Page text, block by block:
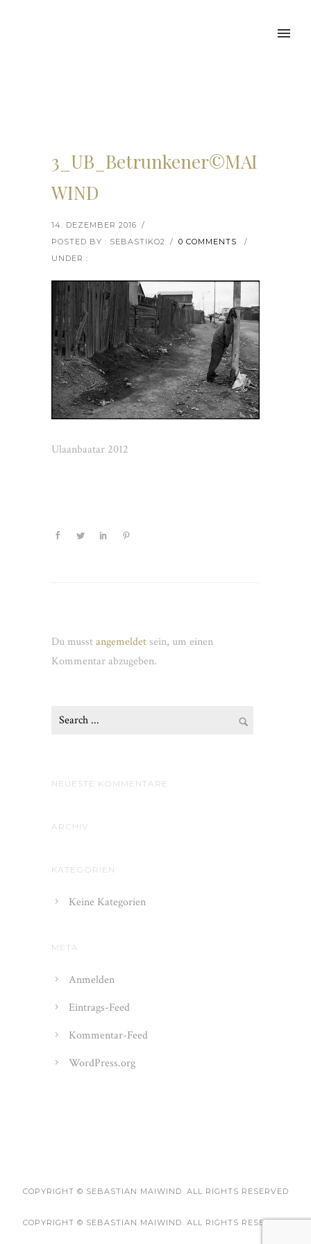
3_UB_Betrunkener©MAI
WIND
14. DEZEMBER 2016 /
POSTED BY : SEBASTIKO2 / 0 COMMENTS
/
UNDER :
Ulaanbaatar 2012
Du musstangemeldet sein, um einen
Kommentar abzugeben.
NEUESTE KOMMENTARE
ARCHIV
KATEGORIEN
Keine Kategorien
META
Anmelden
Eintrags-Feed
Kommentar-Feed
WordPress.org
COPYRIGHT © SEBASTIAN MAIWIND. ALL RIGHTS RESERVED
COPYRIGHT © SEBASTIAN MAIWIND. ALL RIGHTS RESERVED